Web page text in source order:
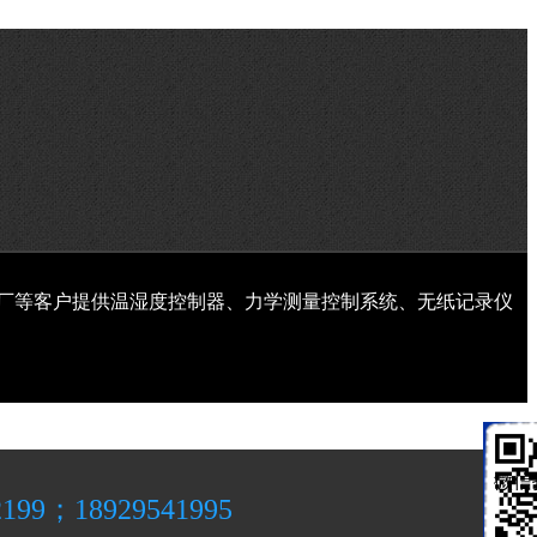
客户提供温湿度控制器、力学测量控制系统、无纸记录仪
；18929541995 
微
信
客
服
微信